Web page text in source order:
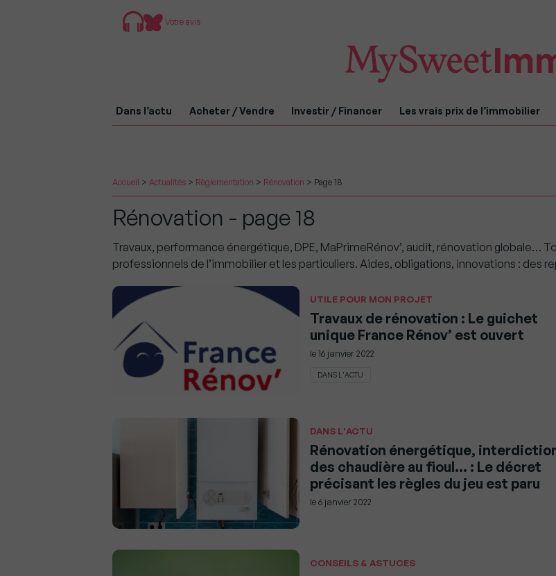
Votre avis
Dans l’actu Acheter / Vendre Investir / Financer Les vrais prix de l’immobilier
Accueil > Actualités > Règlementation > Rénovation > Page 18
Rénovation - page 18
Travaux, performance énergétique, DPE, MaPrimeRénov’, audit, rénovation globale…
professionnels de l’immobilier et les particuliers. Aides, obligations, innovations : des
UTILE POUR MON PROJET
Travaux de rénovation : Le guichet
unique France Rénov’ est ouvert
le16 janvier 2022
DANS L'ACTU
DANS L'ACTU
Rénovation énergétique,
des chaudière au fioul… : Le décret
précisant les règles du jeu est paru
le6 janvier 2022
CONSEILS & ASTUCES